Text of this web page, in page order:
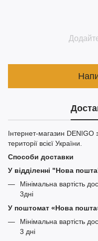
Інтернет-магазин DENIGO
території всієї України.
Способи доставки
У відділенні "Нова
Мінімальна вартість
3дні
У поштомат «Нова
Мінімальна вартість
3 дні